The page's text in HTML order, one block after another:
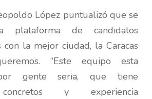
López puntualizó que se
de candidatos
con la mejor ciudad, la Caracas
“Este equipo esta
gente seria, que tiene
y experiencia